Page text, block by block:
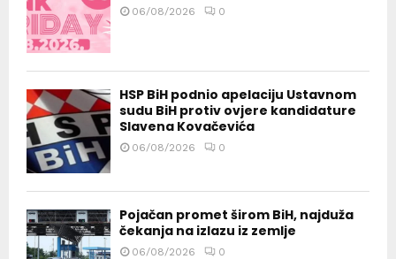
06/08/2026 0
HSP BiH podnio apelaciju Ustavnom
sudu BiH protiv ovjere kandidature
Slavena Kovačevića
06/08/2026 0
Pojačan promet širom BiH, najduža
čekanja na izlazu iz zemlje
06/08/2026 0